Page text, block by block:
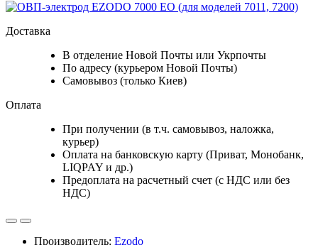
Доставка
В отделение Новой Почты или Укрпочты
По адресу (курьером Новой Почты)
Самовывоз (только Киев)
Оплата
При получении (в т.ч. самовывоз, наложка,
курьер)
Оплата на банковскую карту (Приват, Монобанк,
LIQPAY и др.)
Предоплата на расчетный счет (с НДС или без
НДС)
Производитель: Ezodo